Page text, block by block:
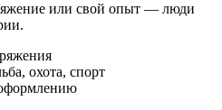
или свой опыт — люди
охота, спорт